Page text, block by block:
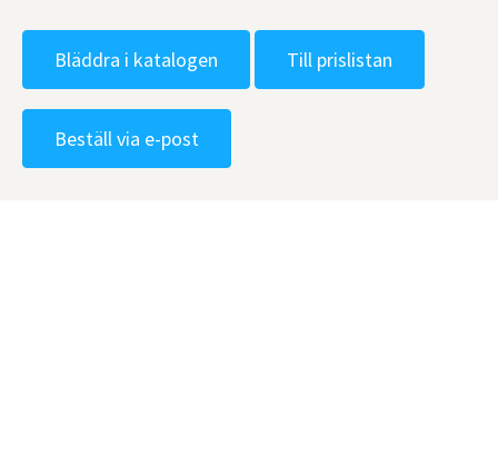
Bläddra i katalogen Till prislistan
Beställ via e-post